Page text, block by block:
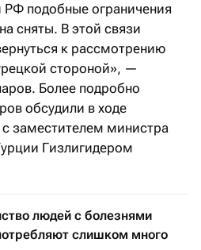
подобные ограничения
сняты. В этой связи
к рассмотрению
стороной», —
Более подробно
обсудили в ходе
с заместителем министра
Гизлигидером
людей с болезнями
слишком много